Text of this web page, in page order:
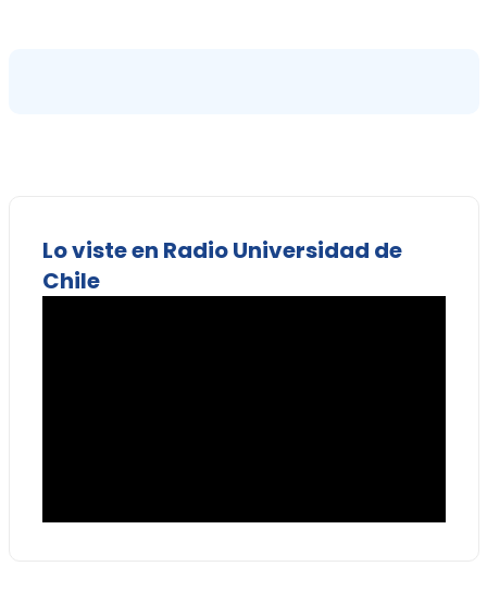
Lo viste en Radio Universidad de
Chile